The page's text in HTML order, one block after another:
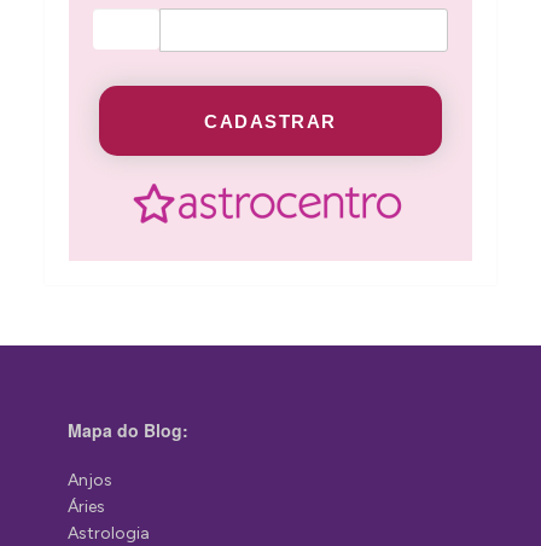
CADASTRAR
Mapa do Blog:
Anjos
Áries
Astrologia